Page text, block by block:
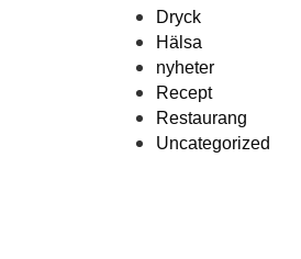
Dryck
Hälsa
nyheter
Recept
Restaurang
Uncategorized